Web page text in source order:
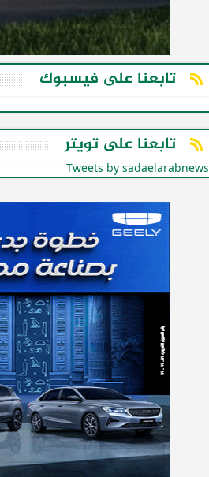
تابعنا على فيسبوك
تابعنا على تويتر
Tweets by sadaelarabnews